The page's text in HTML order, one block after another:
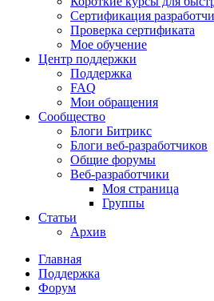
Сертификация
Проверка сертификата
Мое обучение
Центр поддержки
Поддержка
FAQ
Мои обращения
Сообщество
Блоги Битрикс
Блоги веб-разработчиков
Общие форумы
Веб-разработчики
Моя страница
Группы
Статьи
Архив
Главная
Поддержка
Форум